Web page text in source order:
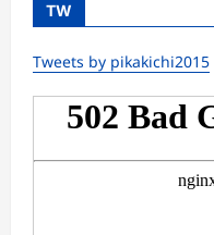
TW
Tweets by pikakichi2015